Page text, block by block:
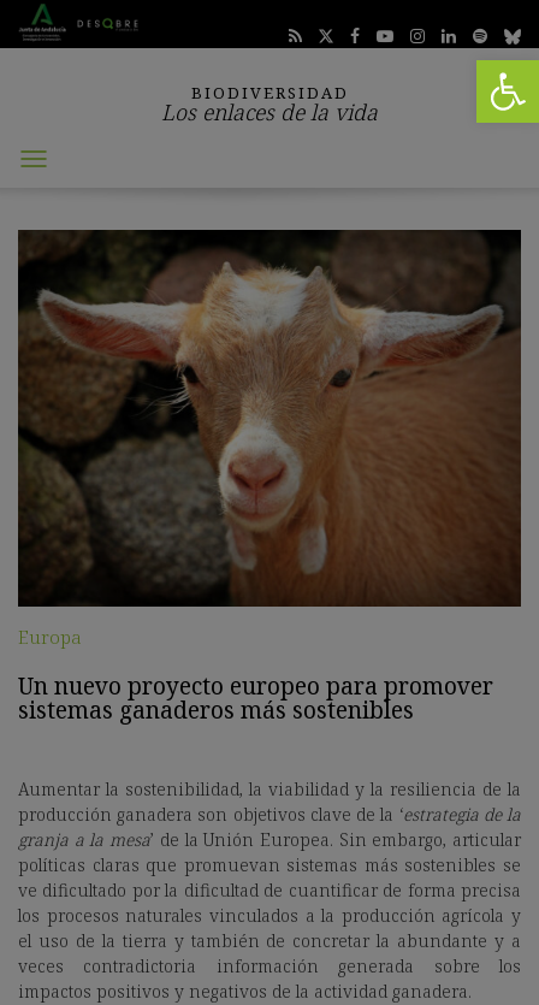
Abrir
BIODIVERSIDAD
Los enlaces de la vida
Abrir
Europa
Un nuevo proyecto europeo para promover
sistemas ganaderos más sostenibles
Aumentar la sostenibilidad, la viabilidad y la resiliencia de la
producción ganadera son objetivos clave de la ‘estrategia de la
granja a la mesa’ de la Unión Europea. Sin embargo, articular
políticas claras que promuevan sistemas más sostenibles se
ve dificultado por la dificultad de cuantificar de forma precisa
los procesos naturales vinculados a la producción agrícola y
el uso de la tierra y también de concretar la abundante y a
veces contradictoria información generada sobre los
impactos positivos y negativos de la actividad ganadera.